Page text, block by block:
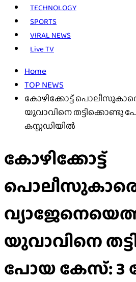
TECHNOLOGY
SPORTS
VIRAL NEWS
Live TV
Home
TOP NEWS
കോഴിക്കോട്ട്
യുവാവിനെ തട്ടിക്കൊണ്ടു
കസ്റ്റഡിയിൽ
കോഴിക്കോട്ട്
യുവാവിനെ
പോയ കേസ്: 3